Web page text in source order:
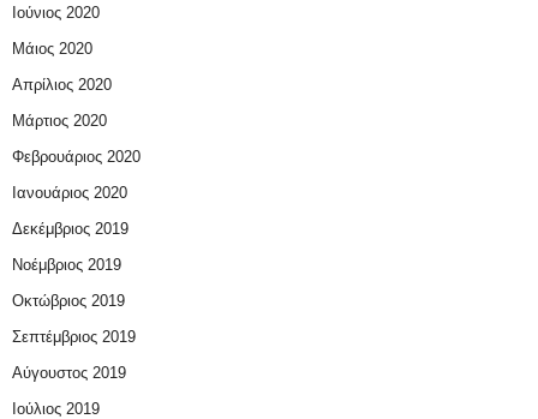
Ιούνιος 2020
Μάιος 2020
Απρίλιος 2020
Μάρτιος 2020
Φεβρουάριος 2020
Ιανουάριος 2020
Δεκέμβριος 2019
Νοέμβριος 2019
Οκτώβριος 2019
Σεπτέμβριος 2019
Αύγουστος 2019
Ιούλιος 2019